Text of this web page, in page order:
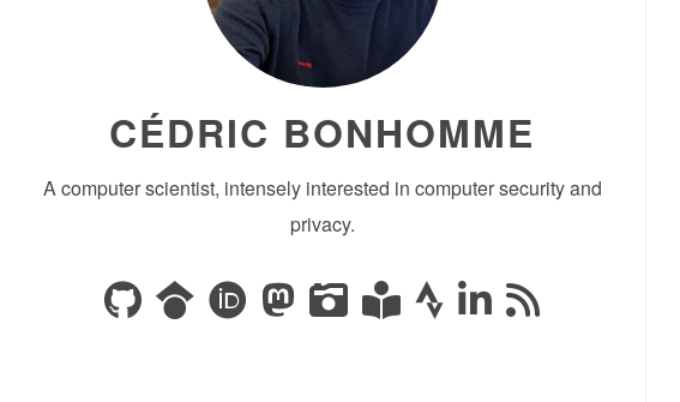
CÉDRIC BONHOMME
A computer scientist, intensely interested in computer security and
privacy.